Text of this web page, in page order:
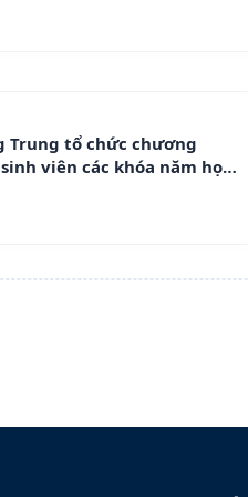
Trung tổ chức chương
viên các khóa năm học